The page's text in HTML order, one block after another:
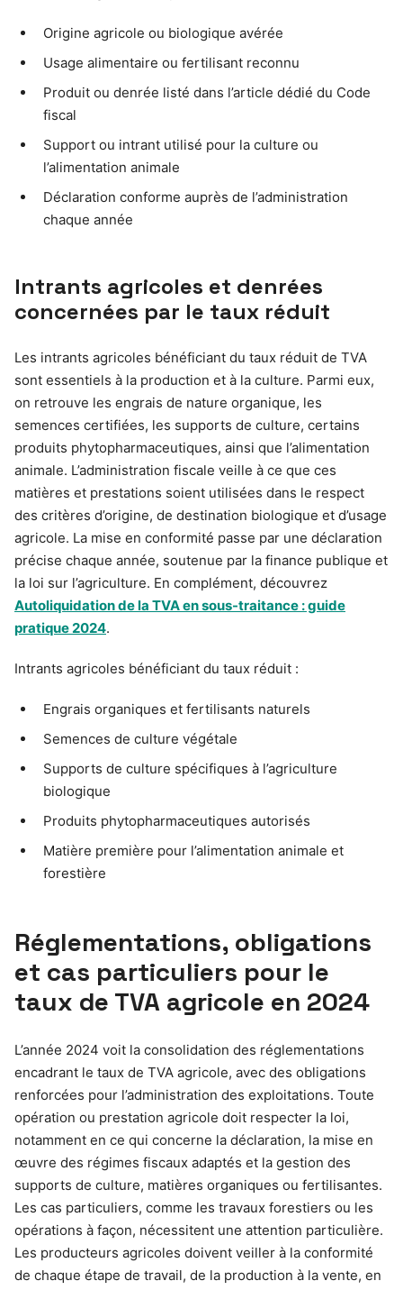
Origine agricole ou biologique avérée
Usage alimentaire ou fertilisant reconnu
Produit ou denrée listé dans l’article dédié du Code
fiscal
Support ou intrant utilisé pour la culture ou
l’alimentation animale
Déclaration conforme auprès de l’administration
chaque année
Intrants agricoles et denrées
concernées par le taux réduit
Les intrants agricoles bénéficiant du taux réduit de TVA
sont essentiels à la production et à la culture. Parmi eux,
on retrouve les engrais de nature organique, les
semences certifiées, les supports de culture, certains
produits phytopharmaceutiques, ainsi que l’alimentation
animale. L’administration fiscale veille à ce que ces
matières et prestations soient utilisées dans le respect
des critères d’origine, de destination biologique et d’usage
agricole. La mise en conformité passe par une déclaration
précise chaque année, soutenue par la finance publique et
la loi sur l’agriculture. En complément, découvrez
Autoliquidation de la TVA en sous-traitance : guide
pratique 2024.
Intrants agricoles bénéficiant du taux réduit :
Engrais organiques et fertilisants naturels
Semences de culture végétale
Supports de culture spécifiques à l’agriculture
biologique
Produits phytopharmaceutiques autorisés
Matière première pour l’alimentation animale et
forestière
Réglementations, obligations
et cas particuliers pour le
taux de TVA agricole en 2024
L’année 2024 voit la consolidation des réglementations
encadrant le taux de TVA agricole, avec des obligations
renforcées pour l’administration des exploitations. Toute
opération ou prestation agricole doit respecter la loi,
notamment en ce qui concerne la déclaration, la mise en
œuvre des régimes fiscaux adaptés et la gestion des
supports de culture, matières organiques ou fertilisantes.
Les cas particuliers, comme les travaux forestiers ou les
opérations à façon, nécessitent une attention particulière.
Les producteurs agricoles doivent veiller à la conformité
de chaque étape de travail, de la production à la vente, en